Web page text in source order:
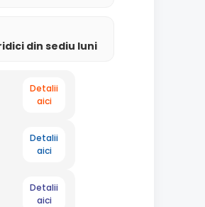
din sediu luni
Detalii
aici
Detalii
aici
Detalii
aici